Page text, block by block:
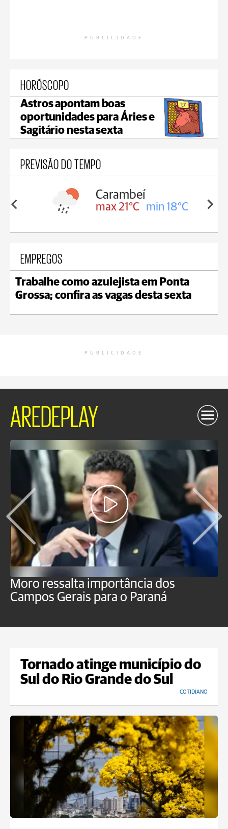
PUBLICIDADE
HORÓSCOPO
Astros apontam boas
oportunidades para Áries e
Sagitário nesta sexta
PREVISÃO DO TEMPO
18°C
Carambeí
max 21°C min 18°C
EMPREGOS
Trabalhe como azulejista em Ponta
Grossa; confira as vagas desta sexta
PUBLICIDADE
AREDEPLAY
Moro ressalta importância dos
Campos Gerais para o Paraná
Tornado atinge município do
Sul do Rio Grande do Sul
COTIDIANO